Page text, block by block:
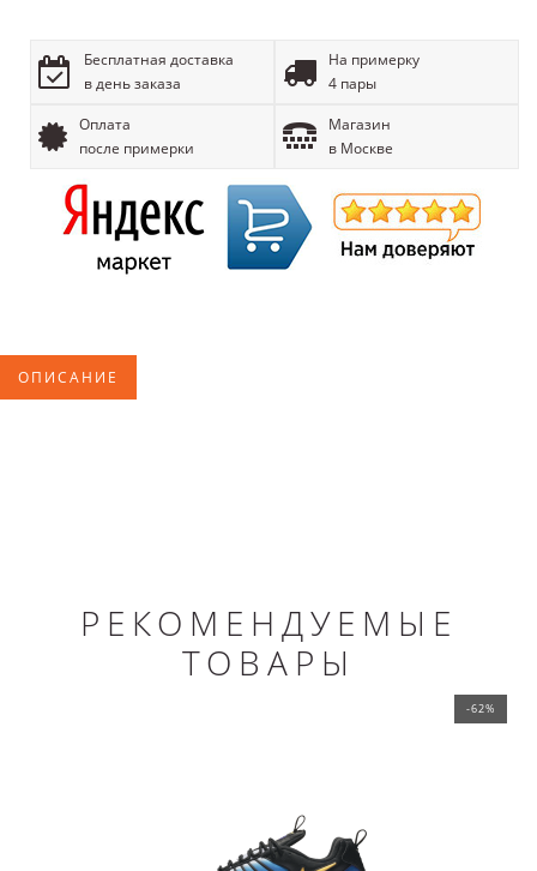
Бесплатная доставка
в день заказа
На примерку
4 пары
Оплата
после примерки
Магазин
в Москве
ОПИСАНИЕ
РЕКОМЕНДУЕМЫЕ
ТОВАРЫ
-62%